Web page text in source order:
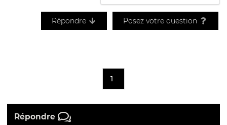
Répondre Posez votre question
1
Répondre